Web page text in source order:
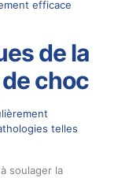
efficace
de la
choc
telles
soulager la